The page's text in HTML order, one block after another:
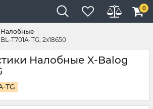
0
Налобные
T701A-TG, 2x18650
Налобные X-Balog
TG